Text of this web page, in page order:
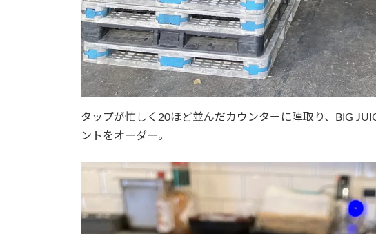
タップが忙しく20ほど並んだカウンターに陣取り、BIG
ントをオーダー。